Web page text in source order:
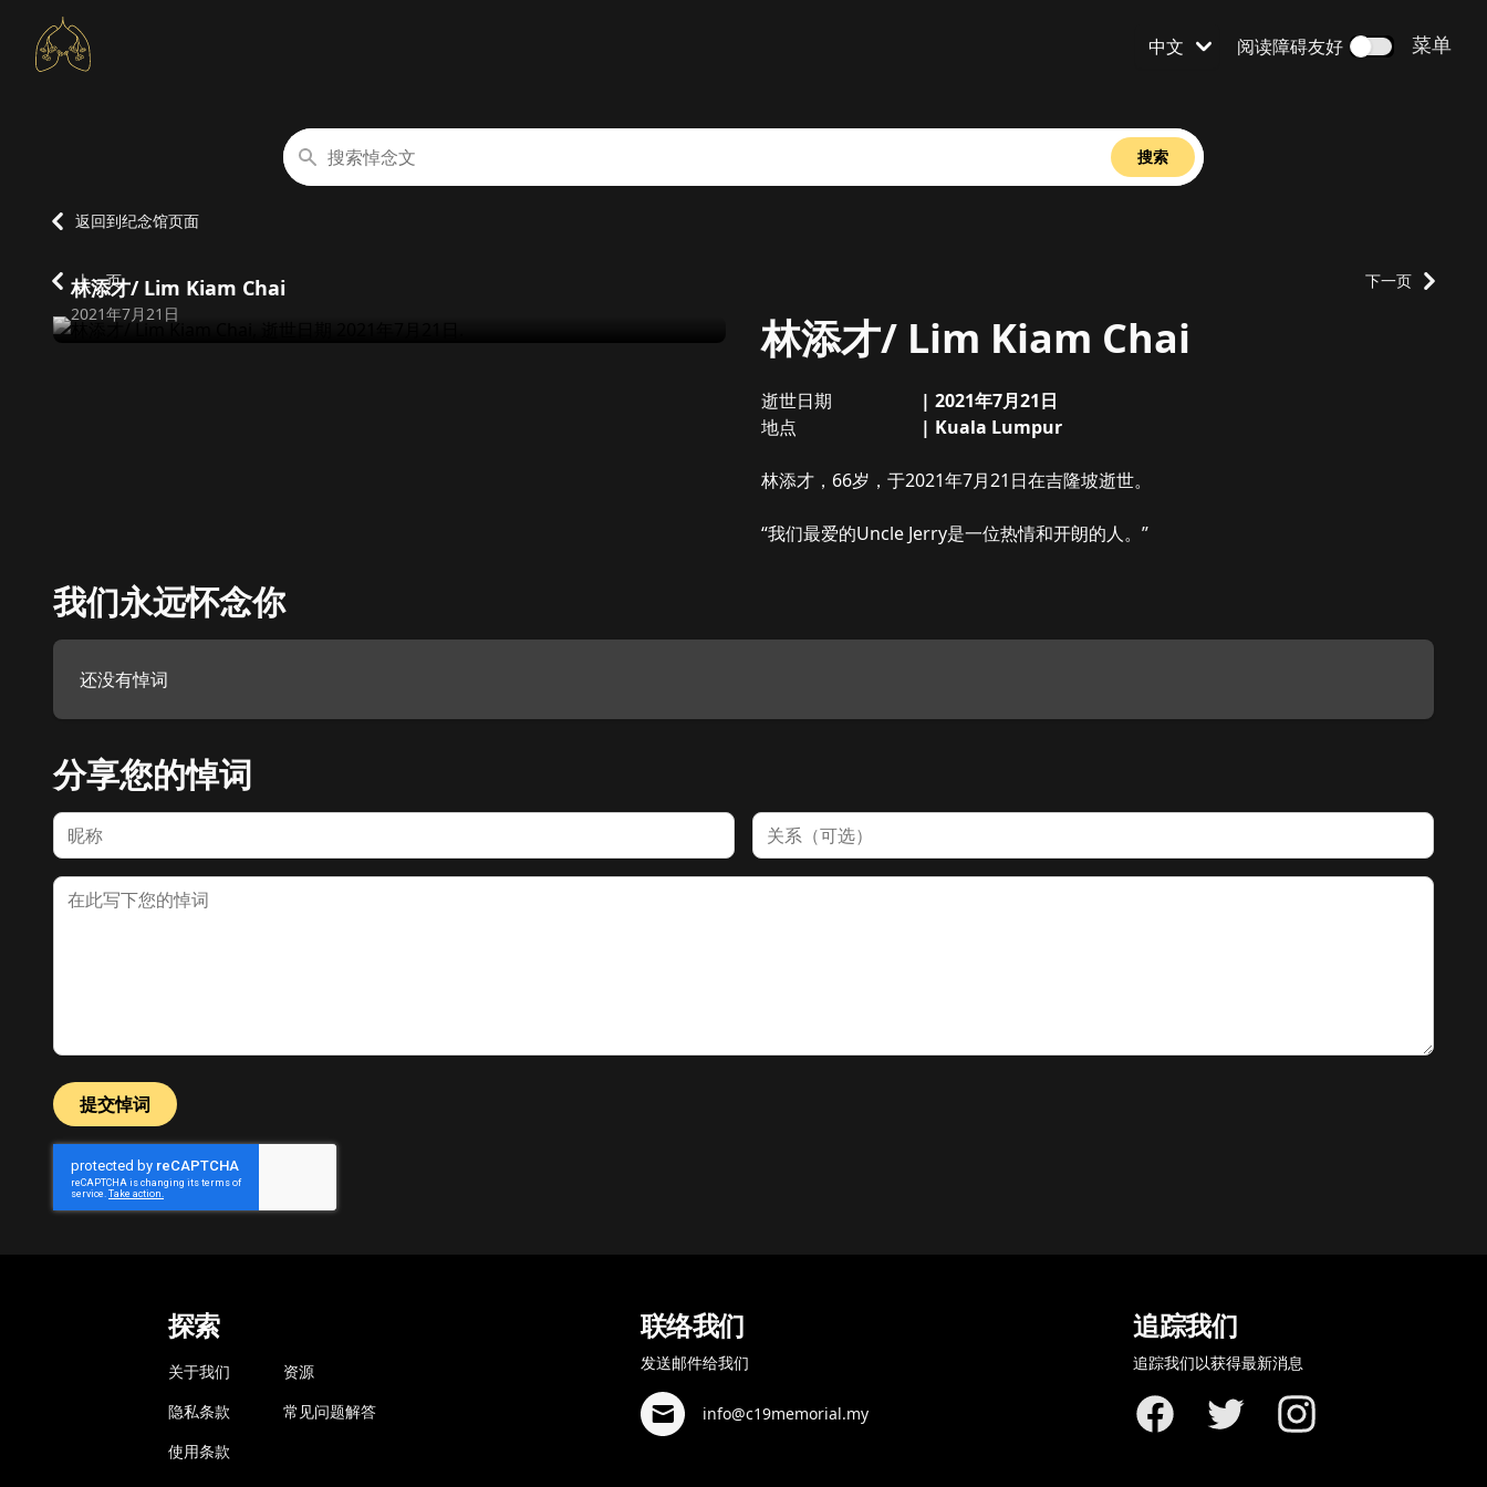
语言设置为
中文 阅读障碍友好 打开
菜单
搜索悼念文
搜索
返回到纪念馆页面
上一页 下一页
林添才/ Lim Kiam Chai
逝世日期
2021年7月21日 林添才/ Lim Kiam Chai
逝世日期 | 2021年7月21日
地点
| Kuala Lumpur
关于林添才/ Lim Kiam Chai
林添才，66岁，于2021年7月21日在吉隆坡逝世。
“我们最爱的Uncle Jerry是一位热情和开朗的人。”
我们永远怀念你
还没有悼词
分享您的悼词
名字 关系
悼词
提交悼词
探索
关于我们
隐私条款
使用条款
资源
常见问题解答
联络我们
发送邮件给我们
info@c19memorial.my
追踪我们
追踪我们以获得最新消息
FacebookTwitter Instagram